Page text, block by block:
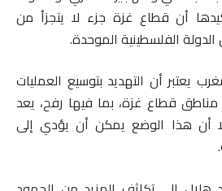
أن قطاع غزة جزء لا يتجزأ من
الفلسطينية الموحدة.
يعتبر أن التهديد بتوسيع العمليات
قطاع غزة، بما فيها رفح، يعد
أن هذا الوضع يمكن أن يؤدي إلى